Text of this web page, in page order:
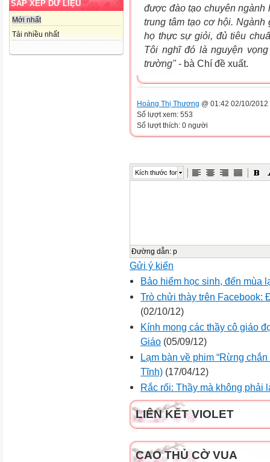
SẮP XẾP DỮ LIỆU
Mới nhất
Tải nhiều nhất
được đào tạo chuyên ngành
trung tâm tạo cơ hội.
họ thực sự giỏi, đủ tiêu
Tôi nghĩ đó là nguyện
trường"- bà Chí đề xuất.
Hoàng Thị Thương @ 01:42 02/10/2012
Số lượt xem: 553
Số lượt thích: 0 người
Kích thước font
Đường dẫn: p
Gửi ý kiến
Bảo hiểm học sinh, đến mùa
Trò chửi thày trên Facebook:
(02/10/12)
Kính mong các thầy cô giáo
Giáo (05/09/12)
Lạm bàn về phim “Rừng
Tĩnh) (17/04/12)
Rắc rối: Thầy mà không phải
LIÊN KẾT VIOLET
CAO THỦ CỜ VUA